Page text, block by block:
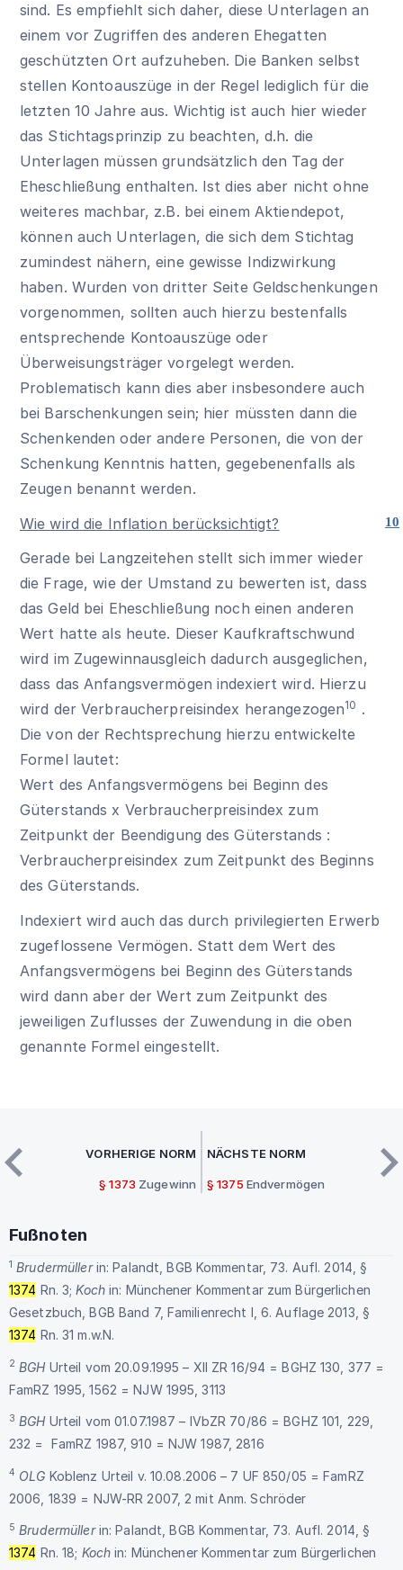
sind. Es empfiehlt sich daher, diese Unterlagen an
einem vor Zugriffen des anderen Ehegatten
geschützten Ort aufzuheben. Die Banken selbst
stellen Kontoauszüge in der Regel lediglich für die
letzten 10 Jahre aus. Wichtig ist auch hier wieder
das Stichtagsprinzip zu beachten, d.h. die
Unterlagen müssen grundsätzlich den Tag der
Eheschließung enthalten. Ist dies aber nicht ohne
weiteres machbar, z.B. bei einem Aktiendepot,
können auch Unterlagen, die sich dem Stichtag
zumindest nähern, eine gewisse Indizwirkung
haben. Wurden von dritter Seite Geldschenkungen
vorgenommen, sollten auch hierzu bestenfalls
entsprechende Kontoauszüge oder
Überweisungsträger vorgelegt werden.
Problematisch kann dies aber insbesondere auch
bei Barschenkungen sein; hier müssten dann die
Schenkenden oder andere Personen, die von der
Schenkung Kenntnis hatten, gegebenenfalls als
Zeugen benannt werden.
10
Wie wird die Inflation berücksichtigt?
Gerade bei Langzeitehen stellt sich immer wieder
die Frage, wie der Umstand zu bewerten ist, dass
das Geld bei Eheschließung noch einen anderen
Wert hatte als heute. Dieser Kaufkraftschwund
wird im Zugewinnausgleich dadurch ausgeglichen,
dass das Anfangsvermögen indexiert wird. Hierzu
wird derVerbraucherpreisindex herangezogen10 .
Die von der Rechtsprechung hierzu entwickelte
Formel lautet:
Wert des Anfangsvermögens bei Beginn des
Güterstands x Verbraucherpreisindex zum
Zeitpunkt der Beendigung des Güterstands :
Verbraucherpreisindex zum Zeitpunkt des Beginns
des Güterstands.
Indexiert wird auch das durch privilegierten Erwerb
zugeflossene Vermögen. Statt dem Wert des
Anfangsvermögens bei Beginn des Güterstands
wird dann aber der Wert zum Zeitpunkt des
jeweiligen Zuflusses der Zuwendung in die oben
genannte Formel eingestellt.
VORHERIGE NORM
§ 1373 Zugewinn
NÄCHSTE NORM
§ 1375 Endvermögen
Fußnoten
1 Brudermüllerin: Palandt, BGB Kommentar, 73. Aufl. 2014, §
1374 Rn. 3;Kochin: Münchener Kommentar zum Bürgerlichen
Gesetzbuch, BGB Band 7, Familienrecht I, 6. Auflage 2013, §
1374 Rn. 31 m.w.N.
2 BGHUrteil vom 20.09.1995 – XII ZR 16/94 = BGHZ 130, 377 =
FamRZ 1995, 1562 = NJW 1995, 3113
3 BGHUrteil vom 01.07.1987 – IVbZR 70/86 = BGHZ 101, 229,
232 = FamRZ 1987, 910 = NJW 1987, 2816
4 OLG Koblenz Urteil v. 10.08.2006 – 7 UF 850/05 = FamRZ
2006, 1839 = NJW-RR 2007, 2 mit Anm. Schröder
5 Brudermüllerin: Palandt, BGB Kommentar, 73. Aufl. 2014, §
1374 Rn. 18; Koch in: Münchener Kommentar zum Bürgerlichen